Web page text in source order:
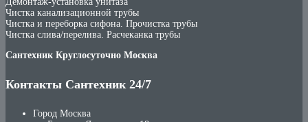
Чистка канализационной трубы
Чистка и переборка сифона. Прочистка трубы
Чистка слива/перелива. Расчеканка трубы
Сантехник Круглосуточно Москва
Контакты Сантехник 24/7
Город Москва